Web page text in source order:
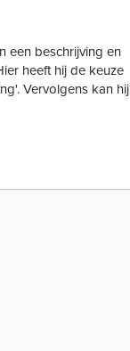
een beschrijving en
heeft hij de keuze
Vervolgens kan hij